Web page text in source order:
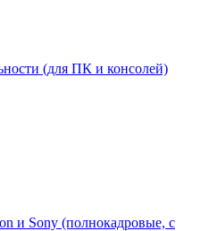
(для ПК и консолей)
и Sony (полнокадровые, с